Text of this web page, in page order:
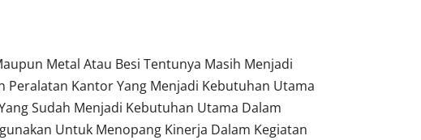
Metal Atau Besi Tentunya Masih Menjadi
Peralatan Kantor Yang Menjadi Kebutuhan Utama
Sudah Menjadi Kebutuhan Utama Dalam
Untuk Menopang Kinerja Dalam Kegiatan